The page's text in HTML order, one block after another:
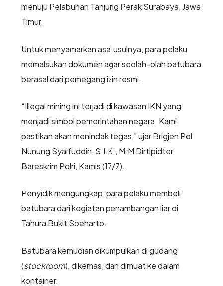
menuju Pelabuhan Tanjung Perak Surabaya, Jawa
Timur.
Untuk menyamarkan asal usulnya, para pelaku
memalsukan dokumen agar seolah-olah batubara
berasal dari pemegang izin resmi.
“Illegal mining ini terjadi di kawasan IKN yang
menjadi simbol pemerintahan negara. Kami
pastikan akan menindak tegas,” ujar Brigjen Pol
Nunung Syaifuddin, S.I.K., M.M Dirtipidter
Bareskrim Polri, Kamis (17/7).
Penyidik mengungkap, para pelaku membeli
batubara dari kegiatan penambangan liar di
Tahura Bukit Soeharto.
Batubara kemudian dikumpulkan di gudang
(stockroom), dikemas, dan dimuat ke dalam
kontainer.